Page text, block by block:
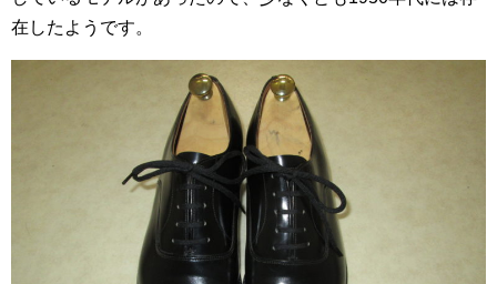
在したようです。